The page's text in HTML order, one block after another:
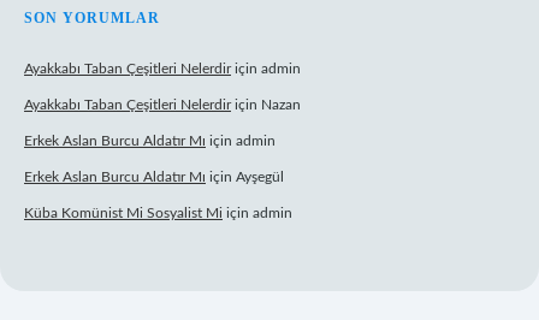
SON YORUMLAR
Ayakkabı Taban Çeşitleri Nelerdiriçin admin
Ayakkabı Taban Çeşitleri Nelerdiriçin Nazan
Erkek Aslan Burcu Aldatır Mı için admin
Erkek Aslan Burcu Aldatır Mı için Ayşegül
Küba Komünist Mi Sosyalist Mi için admin